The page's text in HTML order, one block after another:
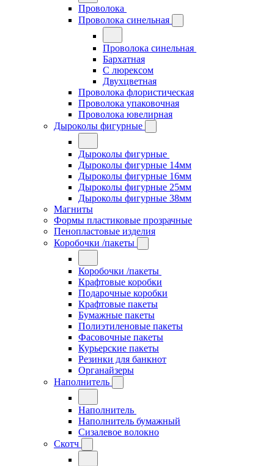
Проволока
Проволока синельная
Проволока синельная
Бархатная
С люрексом
Двухцветная
Проволока флористическая
Проволока упаковочная
Проволока ювелирная
Дыроколы фигурные
Дыроколы фигурные
Дыроколы фигурные 14мм
Дыроколы фигурные 16мм
Дыроколы фигурные 25мм
Дыроколы фигурные 38мм
Магниты
Формы пластиковые прозрачные
Пенопластовые изделия
Коробочки /пакеты
Коробочки /пакеты
Крафтовые коробки
Подарочные коробки
Крафтовые пакеты
Бумажные пакеты
Полиэтиленовые пакеты
Фасовочные пакеты
Курьерские пакеты
Резинки для банкнот
Органайзеры
Наполнитель
Наполнитель
Наполнитель бумажный
Сизалевое волокно
Скотч